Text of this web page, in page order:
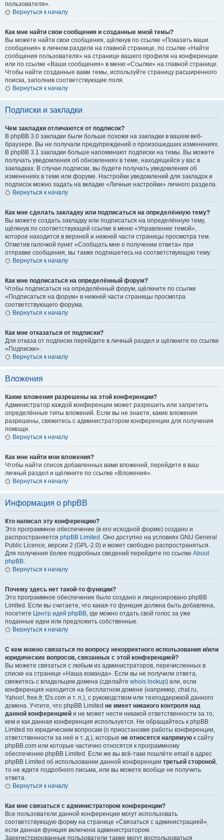
пользователя».
Вернуться к началу
Как мне найти свои сообщения и созданные мной темы?
Вы можете найти свои сообщения, щёлкнув по ссылке «Показать ваши
сообщения» в личном разделе на главной странице, по ссылке «Найти
сообщения пользователя» на странице вашего профиля на конференции
или по ссылке «Ваши сообщения» в меню «Ссылки» на главной странице.
Чтобы найти созданные вами темы, используйте страницу расширенного
поиска, заполнив соответствующие поля.
Вернуться к началу
Подписки и закладки
Чем закладки отличаются от подписок?
В phpBB 3.0 закладки были больше похожи на закладки в вашем веб-
браузере. Вы не получали предупреждений о произошедших изменениях.
В phpBB 3.1 закладки больше напоминают подписки на темы. Вы можете
получать уведомления об обновлениях в теме, находящейся у вас в
закладках. В случае подписки, вы будете получать уведомления об
изменениях в теме или форуме. Настройки уведомлений для закладок и
подписок можно задать на вкладке «Личные настройки» личного раздела.
Вернуться к началу
Как мне сделать закладку или подписаться на определённую тему?
Вы можете создать закладку или подписаться на определённую тему,
щёлкнув по соответствующей ссылке в меню «Управление темой»,
которое находится в верхней и нижней части страницы просмотра тем.
Отметив галочкой пункт «Сообщать мне о получении ответа» при
отправке сообщения, вы также подпишетесь на соответствующую тему.
Вернуться к началу
Как мне подписаться на определённый форум?
Чтобы подписаться на определённый форум, щёлкните по ссылке
«Подписаться на форум» в нижней части страницы просмотра
соответствующего форума.
Вернуться к началу
Как мне отказаться от подписки?
Для отказа от подписки перейдите в личный раздел и щёлкните по ссылке
«Подписки».
Вернуться к началу
Вложения
Какие вложения разрешены на этой конференции?
Администратор каждой конференции может разрешить или запретить
определённые типы вложений. Если вы не знаете, какие вложения
разрешены, свяжитесь с администратором конференции для получения
помощи.
Вернуться к началу
Как мне найти мои вложения?
Чтобы найти список добавленных вами вложений, перейдите в ваш
личный раздел и щёлкните по ссылке «Вложения».
Вернуться к началу
Информация о phpBB
Кто написал эту конференцию?
Это программное обеспечение (в его исходной форме) создано и
распространяется phpBB Limited . Оно доступно на условиях GNU General
Public Licence, версии 2 (GPL-2.0) и может свободно распространяться.
Для получения более подробных сведений перейдите по ссылке About
phpBB.
Вернуться к началу
Почему здесь нет такой-то функции?
Это программное обеспечение было создано и лицензировано phpBB
Limited. Если вы считаете, что какая-то функция должна быть добавлена,
посетите Центр идей phpBB, где можно отдать свой голос за уже
поданные идеи или предложить собственные.
Вернуться к началу
С кем можно связаться по вопросу некорректного использования и/или
юридических вопросов, связанных с этой конференцией?
Вы можете связаться с любым из администраторов, перечисленных в
списке на странице «Наша команда». Если вы не получили ответа,
свяжитесь с владельцем домена (сделайте whois lookup) или, если
конференция находится на бесплатном домене (например, chat.ru,
Yahoo!, free.fr, f2s.com и т. п.), с руководством или техподдержкой данного
домена. Учтите, что phpBB Limited не имеет никакого контроля над
данной конференцией и не может нести никакой ответственности за то,
кем и как данная конференция используется. Не обращайтесь к phpBB
Limited по юридическим вопросам (о приостановке работы конференции,
ответственности за неё и т. д.), которые не относятся напрямую к сайту
phpBB.com или которые частично относятся к программному
обеспечению phpBB Limited. Если же вы всё-таки пошлёте email в адрес
phpBB Limited об использовании данной конференции третьей стороной,
то не ждите подробного письма, или вы можете вообще не получить
ответа.
Вернуться к началу
Как мне связаться с администратором конференции?
Все пользователи данной конференции могут использовать
соответствующую форму на странице «Связаться с администрацией»,
если данная функция включена администратором.
Зарегистрированные пользователи также могут воспользоваться